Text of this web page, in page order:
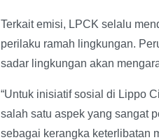
Terkait emisi, LPCK selalu
perilaku ramah lingkungan.
sadar lingkungan akan
“Untuk inisiatif sosial di Lippo
salah satu aspek yang sangat
sebagai kerangka keterlibatan